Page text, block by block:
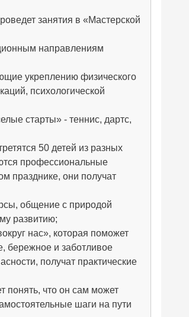
занятия в «Мастерской
направлениям
укреплению физического
психологической
старты» - теннис, дартс,
50 детей из разных
профессиональные
празднике, они получат
общение с природой
развитию;
нас», которая поможет
бережное и заботливое
получат практические
понять, что он сам может
шаги на пути